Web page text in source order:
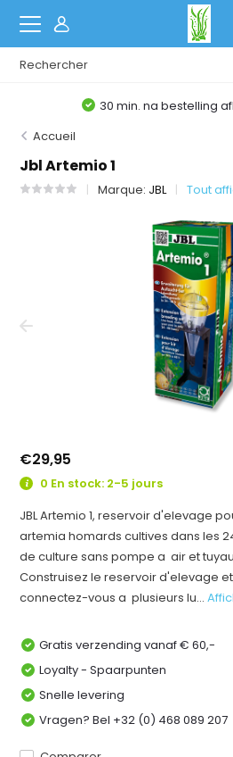
30 min. na bestelling
Accueil
Jbl Artemio 1
Marque: JBL Tout
€29,95
0 En stock: 2-5 jours
JBL Artemio 1, reservoir d'elevage
artemia homards cultives dans les
de culture sans pompe a air et
Construisez le reservoir d'elevage
connectez-vous a plusieurs lu...
Gratis verzending vanaf € 60,-
Loyalty - Spaarpunten
Snelle levering
Vragen? Bel +32 (0) 468 089 207